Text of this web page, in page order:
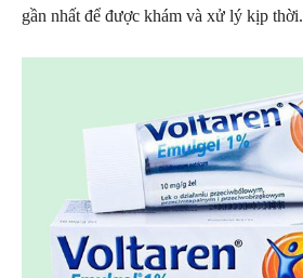
gần nhất để được khám và xử lý kịp thời.